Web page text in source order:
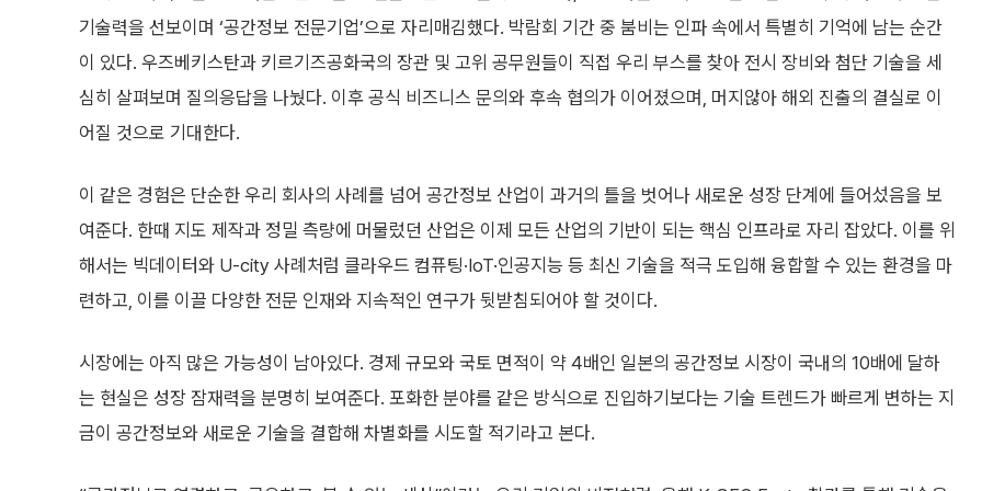
기술력을 선보이며 ‘공간정보 전문기업’으로 자리매김했다. 박람회 기간 중 붐비는 인파 속에서 특별히 기억에 남는 순간
이 있다. 우즈베키스탄과 키르기즈공화국의 장관 및 고위 공무원들이 직접 우리 부스를 찾아 전시 장비와 첨단 기술을 세
심히 살펴보며 질의응답을 나눴다. 이후 공식 비즈니스 문의와 후속 협의가 이어졌으며, 머지않아 해외 진출의 결실로 이
어질 것으로 기대한다.
이 같은 경험은 단순한 우리 회사의 사례를 넘어 공간정보 산업이 과거의 틀을 벗어나 새로운 성장 단계에 들어섰음을 보
여준다. 한때 지도 제작과 정밀 측량에 머물렀던 산업은 이제 모든 산업의 기반이 되는 핵심 인프라로 자리 잡았다. 이를 위
해서는 빅데이터와 U-city 사례처럼 클라우드 컴퓨팅·IoT·인공지능 등 최신 기술을 적극 도입해 융합할 수 있는 환경을 마
련하고, 이를 이끌 다양한 전문 인재와 지속적인 연구가 뒷받침되어야 할 것이다.
시장에는 아직 많은 가능성이 남아있다. 경제 규모와 국토 면적이 약 4배인 일본의 공간정보 시장이 국내의 10배에 달하
는 현실은 성장 잠재력을 분명히 보여준다. 포화한 분야를 같은 방식으로 진입하기보다는 기술 트렌드가 빠르게 변하는 지
금이 공간정보와 새로운 기술을 결합해 차별화를 시도할 적기라고 본다.